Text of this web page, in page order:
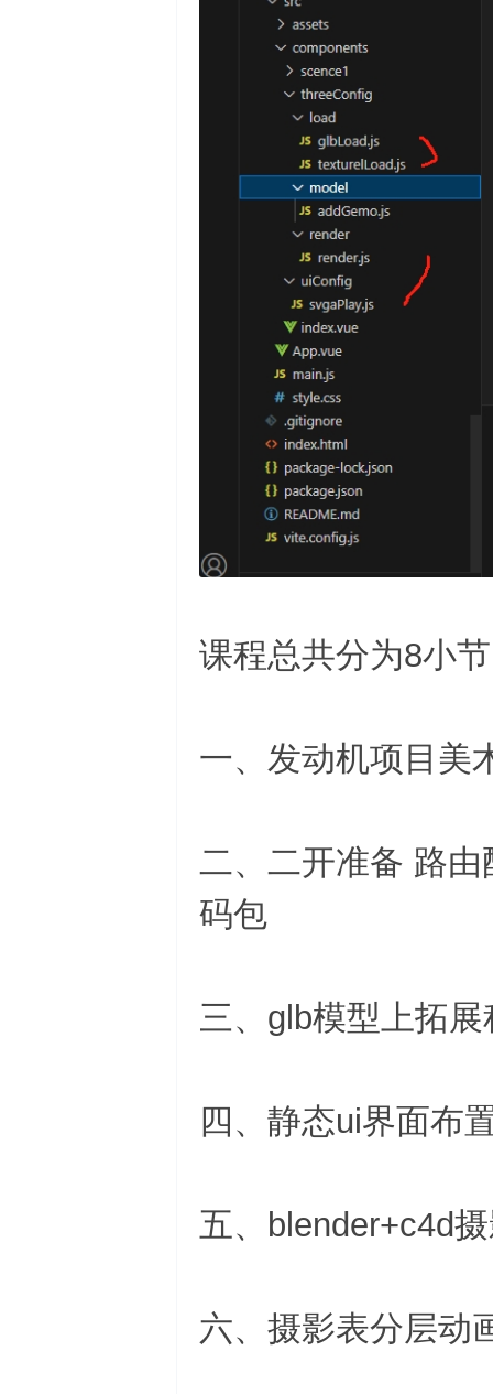
课程总共分为8小节
一、发动机项目美
二、二开准备 路
码包
三、glb模型上拓展
四、静态ui界面布
五、blender+c4d
六、摄影表分层动